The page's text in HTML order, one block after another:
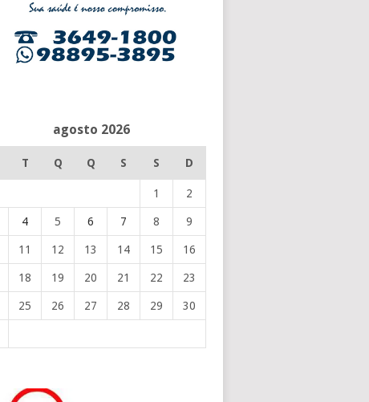
agosto 2026
T Q Q S S D
1 2
4 5 6 7 8 9
11 12 13 14 15 16
18 19 20 21 22 23
25 26 27 28 29 30